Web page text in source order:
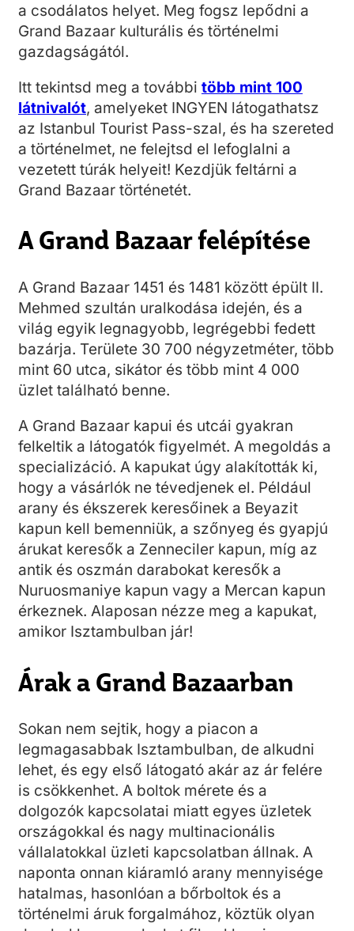
a csodálatos helyet. Meg fogsz lepődni a
Grand Bazaar kulturális és történelmi
gazdagságától.
Itt tekintsd meg a további több mint 100
látnivalót, amelyeket INGYEN látogathatsz
az Istanbul Tourist Pass-szal, és ha szereted
a történelmet, ne felejtsd el lefoglalni a
vezetett túrák helyeit! Kezdjük feltárni a
Grand Bazaar történetét.
A Grand Bazaar felépítése
A Grand Bazaar 1451 és 1481 között épült II.
Mehmed szultán uralkodása idején, és a
világ egyik legnagyobb, legrégebbi fedett
bazárja. Területe 30 700 négyzetméter, több
mint 60 utca, sikátor és több mint 4 000
üzlet található benne.
A Grand Bazaar kapui és utcái gyakran
felkeltik a látogatók figyelmét. A megoldás a
specializáció. A kapukat úgy alakították ki,
hogy a vásárlók ne tévedjenek el. Például
arany és ékszerek keresőinek a Beyazit
kapun kell bemenniük, a szőnyeg és gyapjú
árukat keresők a Zenneciler kapun, míg az
antik és oszmán darabokat keresők a
Nuruosmaniye kapun vagy a Mercan kapun
érkeznek. Alaposan nézze meg a kapukat,
amikor Isztambulban jár!
Árak a Grand Bazaarban
Sokan nem sejtik, hogy a piacon a
legmagasabbak Isztambulban, de alkudni
lehet, és egy első látogató akár az ár felére
is csökkenhet. A boltok mérete és a
dolgozók kapcsolatai miatt egyes üzletek
országokkal és nagy multinacionális
vállalatokkal üzleti kapcsolatban állnak. A
naponta onnan kiáramló arany mennyisége
hatalmas, hasonlóan a bőrboltok és a
történelmi áruk forgalmához, köztük olyan